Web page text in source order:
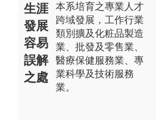
生涯
發展
容易
誤解
之處
本系培育之專業人才
跨域發展，工作行業
類別擴及化粧品製造
業、批發及零售業、
醫療保健服務業、專
業科學及技術服務
業。